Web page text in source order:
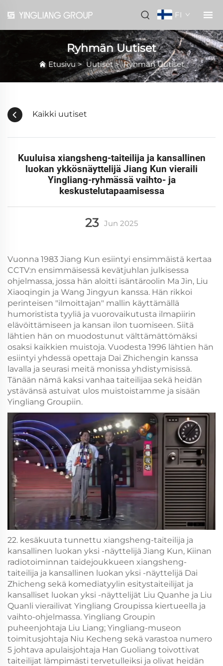
FI
Ryhmän Uutiset
Etusivu>Uutiset>Ryhmän Uutiset
Kaikki uutiset
Kuuluisa xiangsheng-taiteilija ja kansallinen
luokan ykkösnäyttelijä Jiang Kun vieraili
Yingliang-ryhmässä vaihto- ja
keskustelutapaamisessa
23 Jun 2025
Vuonna 1983 Jiang Kun esiintyi ensimmäistä kertaa
CCTV:n ensimmäisessä kevätjuhlan julkisessa
ohjelmassa, jossa hän aloitti isäntäroolin Ma Jin, Liu
Xiaoqingin ja Wang Jingyun kanssa. Hän rikkoi
perinteisen "ilmoittajan" mallin käyttämällä
humoristista tyyliä ja vuorovaikutusta ilmapiirin
elävöittämiseen ja kansan ilon tuomiseen. Siitä
lähtien hän on muodostunut välttämättömäksi
osaksi kaikkien muistoja. Vuodesta 1996 lähtien hän
esiintyi yhdessä opettaja Dai Zhichengin kanssa
lavalla ja seurasi meitä monissa yhdistymisissä.
Tänään nämä kaksi vanhaa taiteilijaa sekä heidän
ystävänsä astuivat ulos muistoistamme ja sisään
Yingliang Groupiin.
22. kesäkuuta tunnettu xiangsheng-taiteilija ja
kansallinen luokan yksi -näyttelijä Jiang Kun, Kiinan
radiotoiminnan taidejoukkueen xiangsheng-
taiteilija ja kansallinen luokan yksi -näyttelijä Dai
Zhicheng sekä komediatyylin esitystaiteilijat ja
kansalliset luokan yksi -näyttelijät Liu Quanhe ja Liu
Quanli vierailivat Yingliang Groupissa kiertueella ja
vaihto-ohjelmassa. Yingliang Groupin
puheenjohtaja Liu Liang; Yingliang-museon
toimitusjohtaja Niu Kecheng sekä varastoa numero
5 johtava apulaisjohtaja Han Guoliang toivottivat
taiteilijat lämpimästi tervetulleiksi ja olivat heidän